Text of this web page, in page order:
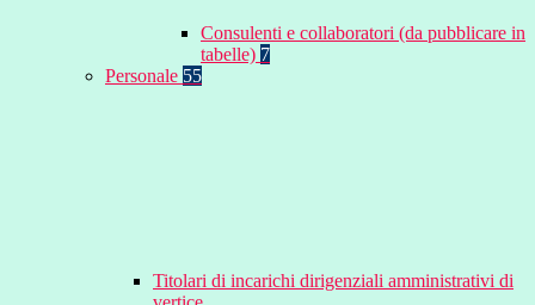
Consulenti e collaboratori (da pubblicare in
tabelle) 7
Personale 55
Titolari di incarichi dirigenziali amministrativi di